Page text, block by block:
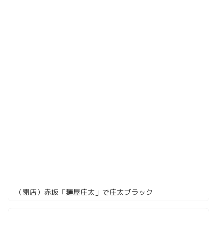
（閉店）赤坂「麺屋庄太」で庄太ブラック